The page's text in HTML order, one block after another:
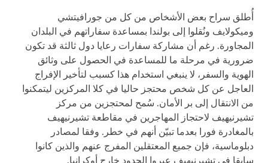
أُطلق سراح بعض الأشخاص من كل من جورافيتشي
وميكولايف ونُقلوا إلى بولندا بمساعدة سفاراتهم في البلدان
المجاورة. رغم أن مشاركة سفارات رعايا دول ثالثة قد تكون
ضرورية في مرحلة ما للمساعدة في الحصول على وثائق
الهوية والسفر، لا ينبغي استخدام هذا كسبب لتأخير الإفراج
العاجل عن كل شخص محتجز حاليا في كلا المركزين ليتمكنوا
من الانتقال إلى بر الأمان. سُمح لمحتجزين من مركز
تشيرنيهيف لاحتجاز المهاجرين في مقاطعة تشيرنيهيف
بالمغادرة فورا بعدما تبيّن أنهم في خطر. وفقا لمصادر
دبلوماسية، فإن جميع المعتقلين المفرج عنهم والذين كانوا